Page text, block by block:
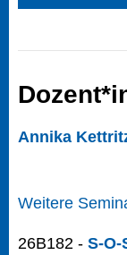
Annika
Weitere
26B182 - S-